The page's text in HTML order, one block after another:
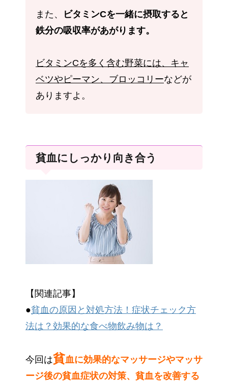
また、
ビタミンCを一緒に摂取すると
鉄分の吸収率があがります。
ビタミンCを多く含む野菜には、キャ
ベツやピーマン、ブロッコリーなどが
ありますよ。
貧血にしっかり向き合う
【関連記事】
●貧血の原因と対処方法！症状チェック方
法は？効果的な食べ物飲み物は？
今回は貧血に効果的なマッサージやマッサ
ージ後の貧血症状の対策、貧血を改善する